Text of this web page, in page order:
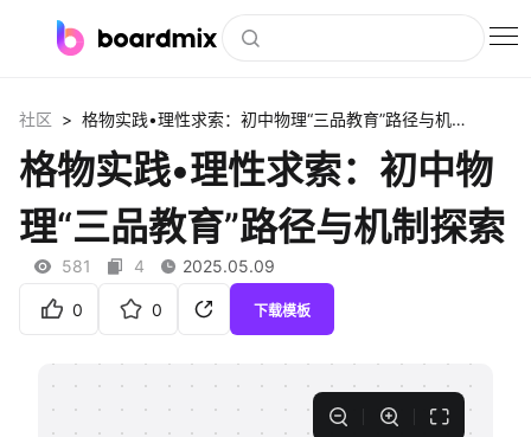
社区资源
会员
企业服务
客户案例
社区 > 格物实践•理性求索：初中物理“三品教育”路径与机制探索
格物实践•理性求索：初中物
理“三品教育”路径与机制探索
581 4 2025.05.09
0 0 下载模板